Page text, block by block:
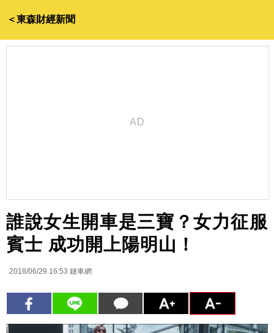
＜東森財經新聞
誰說女生開車是三寶？女力征服
賓士 成功開上陽明山！
2018/06/29 16:53 鏈車網